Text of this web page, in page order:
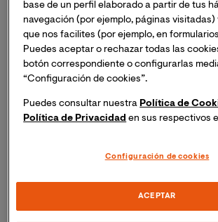
base de un perfil elaborado a partir de tus
navegación (por ejemplo, páginas visitadas)
que nos facilites (por ejemplo, en
Puedes aceptar o rechazar todas las
botón correspondiente o configurarlas
“Configuración de cookies”.
Puedes consultar nuestra Política de
Política de Privacidad en sus respectivos
Configuración de cookies
ACEPTAR